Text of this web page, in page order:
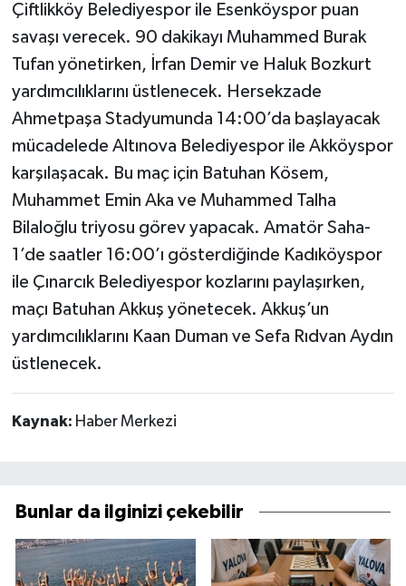
Çiftlikköy Belediyespor ile Esenköyspor puan
savaşı verecek. 90 dakikayı Muhammed Burak
Tufan yönetirken, İrfan Demir ve Haluk Bozkurt
yardımcılıklarını üstlenecek. Hersekzade
Ahmetpaşa Stadyumunda 14:00’da başlayacak
mücadelede Altınova Belediyespor ile Akköyspor
karşılaşacak. Bu maç için Batuhan Kösem,
Muhammet Emin Aka ve Muhammed Talha
Bilaloğlu triyosu görev yapacak. Amatör Saha-
1’de saatler 16:00’ı gösterdiğinde Kadıköyspor
ile Çınarcık Belediyespor kozlarını paylaşırken,
maçı Batuhan Akkuş yönetecek. Akkuş’un
yardımcılıklarını Kaan Duman ve Sefa Rıdvan Aydın
üstlenecek.
Kaynak: Haber Merkezi
Bunlar da ilginizi çekebilir